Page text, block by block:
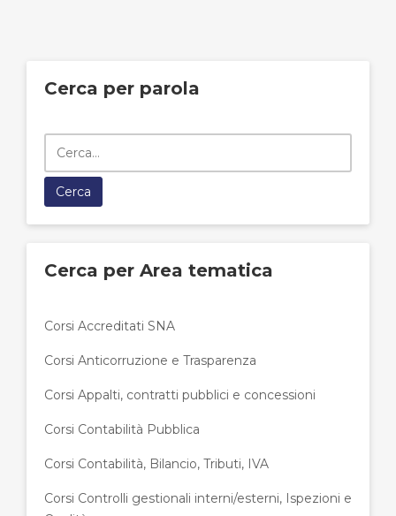
Cerca per parola
Cerca per Area tematica
Corsi Accreditati SNA
Corsi Anticorruzione e Trasparenza
Corsi Appalti, contratti pubblici e concessioni
Corsi Contabilità Pubblica
Corsi Contabilità, Bilancio, Tributi, IVA
Corsi Controlli gestionali interni/esterni, Ispezioni e